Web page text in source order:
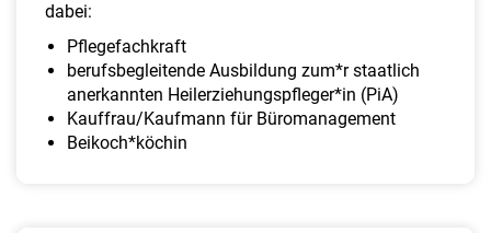
dabei:
Pflegefachkraft
berufsbegleitende Ausbildung zum*r staatlich
anerkannten Heilerziehungspfleger*in (PiA)
Kauffrau/Kaufmann für Büromanagement
Beikoch*köchin